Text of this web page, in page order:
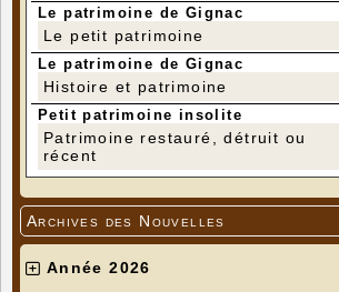
Le patrimoine de Gignac
Le petit patrimoine
Le patrimoine de Gignac
Histoire et patrimoine
Petit patrimoine insolite
Patrimoine restauré, détruit ou
récent
Archives des Nouvelles
Année 2026